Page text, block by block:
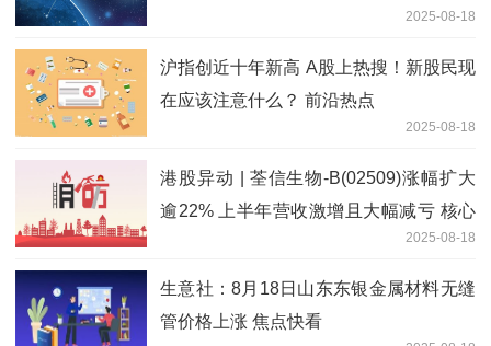
2025-08-18
沪指创近十年新高 A股上热搜！新股民现
在应该注意什么？ 前沿热点
2025-08-18
港股异动 | 荃信生物-B(02509)涨幅扩大
逾22% 上半年营收激增且大幅减亏 核心
2025-08-18
生意社：8月18日山东东银金属材料无缝
管价格上涨 焦点快看